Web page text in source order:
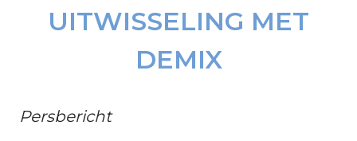
UITWISSELING MET
DEMIX
Persbericht